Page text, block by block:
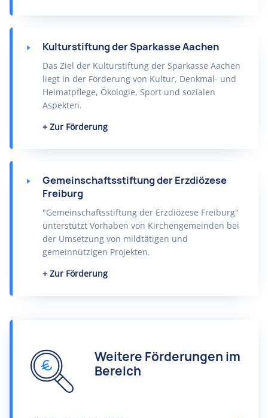
Kulturstiftung der Sparkasse Aachen
Das Ziel der Kulturstiftung der Sparkasse Aachen
liegt in der Förderung von Kultur, Denkmal- und
Heimatpflege, Ökologie, Sport und sozialen
Aspekten.
Zur Förderung
Gemeinschaftsstiftung der Erzdiözese
Freiburg
"Gemeinschaftsstiftung der Erzdiözese Freiburg"
unterstützt Vorhaben von Kirchengemeinden bei
der Umsetzung von mildtätigen und
gemeinnützigen Projekten.
Zur Förderung
Weitere Förderungen im
Bereich